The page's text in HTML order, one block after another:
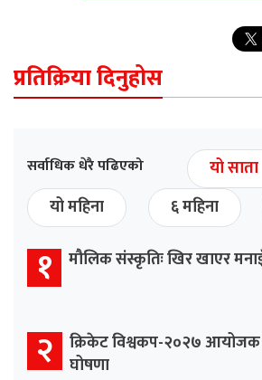
प्रतिक्रिया दिनुहोस
सर्वाधिक धेरै पढिएको
यो साता
यो महिना
६ महिना
१ मौलिक संस्कृतिः खिर खाएर
२ क्रिकेट विश्वकप-२०२७
घोषणा